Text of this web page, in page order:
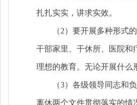
扎扎实实，讲求实效。
（2）要开展多种形式
干部家里、干休所、医院和
理想的教育。无论开展什
（3）各级领导同志和
离休两个文件贯彻落实的情